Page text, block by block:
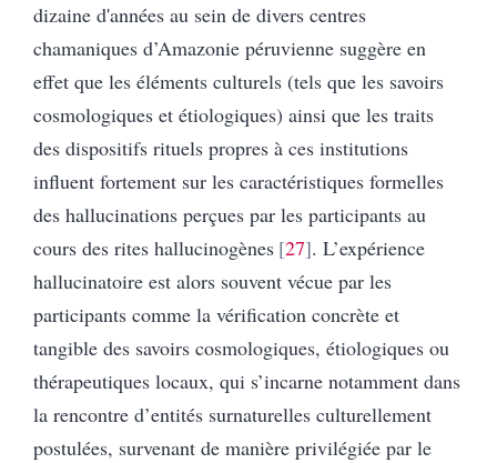
dizaine d'années au sein de divers centres
chamaniques d’Amazonie péruvienne suggère en
effet que les éléments culturels (tels que les savoirs
cosmologiques et étiologiques) ainsi que les traits
des dispositifs rituels propres à ces institutions
influent fortement sur les caractéristiques formelles
des hallucinations perçues par les participants au
cours des rites hallucinogènes 27 . L’expérience
hallucinatoire est alors souvent vécue par les
participants comme la vérification concrète et
tangible des savoirs cosmologiques, étiologiques ou
thérapeutiques locaux, qui s’incarne notamment dans
la rencontre d’entités surnaturelles culturellement
postulées, survenant de manière privilégiée par le